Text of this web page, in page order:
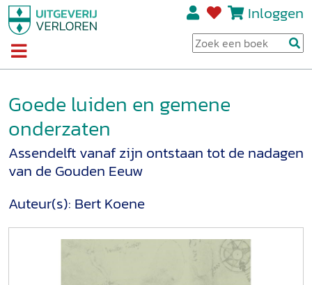
Inloggen
Goede luiden en gemene
onderzaten
Assendelft vanaf zijn ontstaan tot de nadagen
van de Gouden Eeuw
Auteur(s): Bert Koene